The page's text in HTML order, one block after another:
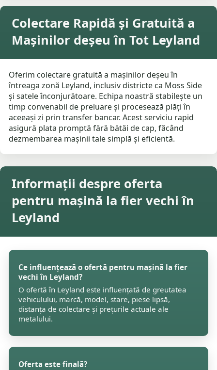
Colectare Rapidă și Gratuită a
Mașinilor deșeu în Tot Leyland
Oferim colectare gratuită a mașinilor deșeu în
întreaga zonă Leyland, inclusiv districte ca Moss Side
și satele înconjurătoare. Echipa noastră stabilește un
timp convenabil de preluare și procesează plăți în
aceeași zi prin transfer bancar. Acest serviciu rapid
asigură plata promptă fără bătăi de cap, făcând
dezmembarea mașinii tale simplă și eficientă.
Informații despre oferta
pentru mașină la fier vechi în
Leyland
Ce influențează o ofertă pentru mașină la fier
vechi în Leyland?
O ofertă în Leyland este influențată de greutatea
vehiculului, marcă, model, stare, piese lipsă,
distanța de colectare și prețurile actuale ale
metalului.
Oferta este finală?